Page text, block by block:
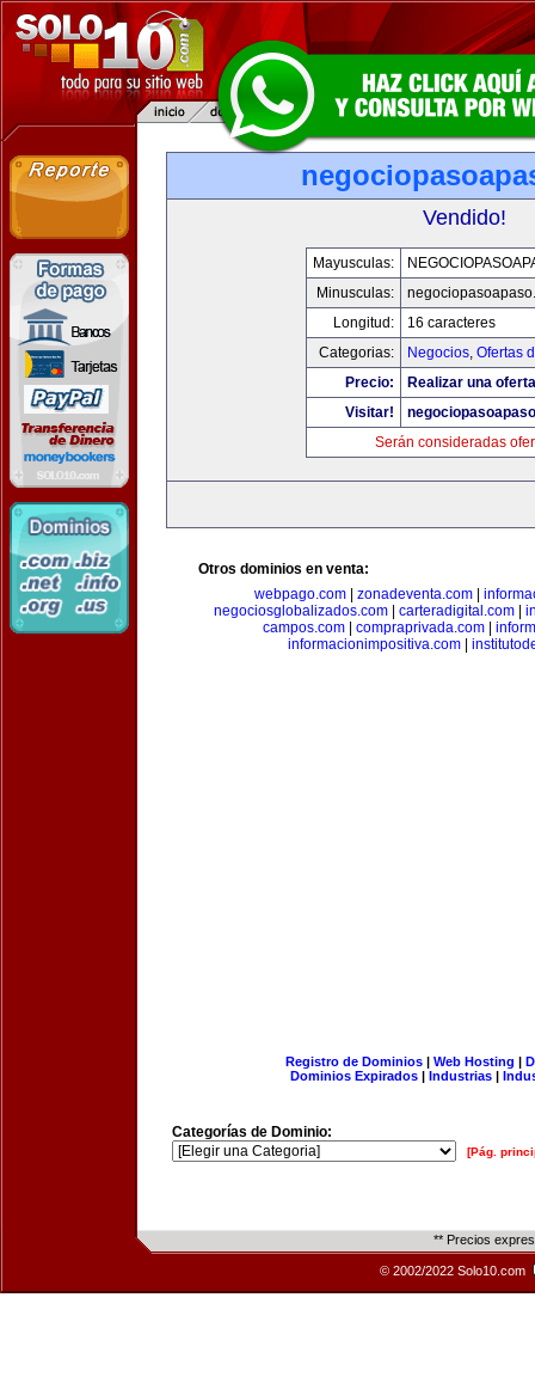
Vendido!
Mayusculas:
Minusculas:
Longitud:
16 caracteres
Categorias:
Negocios, Ofertas
Precio:
Realizar una
Visitar!
Serán consideradas
Otros dominios en venta:
webpago.com
zonadeventa.com
negociosglobalizados.com
carteradigital.com
campos.com
compraprivada.com
informacionimpositiva.com
Registro de Dominios| Web Hosting |
Dominios Expirados | Industrias |
Categorías de Dominio:
[Pág.
** Precios
© 2002/2022 Solo10.com